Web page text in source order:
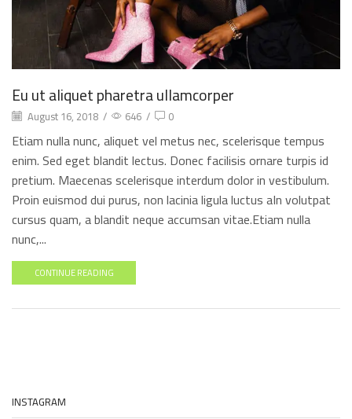
Eu ut aliquet pharetra ullamcorper
August 16, 2018 / 646 / 0
Etiam nulla nunc, aliquet vel metus nec, scelerisque tempus
enim. Sed eget blandit lectus. Donec facilisis ornare turpis id
pretium. Maecenas scelerisque interdum dolor in vestibulum.
Proin euismod dui purus, non lacinia ligula luctus aIn volutpat
cursus quam, a blandit neque accumsan vitae.Etiam nulla
nunc,...
CONTINUE READING
INSTAGRAM